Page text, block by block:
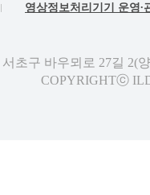
영상정보처리기기 운영∙
초구 바우뫼로 27길 2(
COPYRIGHTⓒ